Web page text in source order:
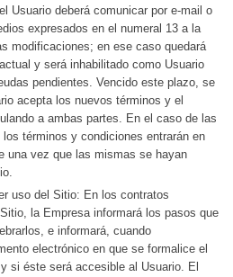
Usuario deberá comunicar por e-mail o
expresados en el numeral 13 a la
modificaciones; en ese caso quedará
y será inhabilitado como Usuario
pendientes. Vencido este plazo, se
acepta los nuevos términos y el
a ambas partes. En el caso de las
términos y condiciones entrarán en
una vez que las mismas se hayan
uso del Sitio: En los contratos
la Empresa informará los pasos que
e informará, cuando
electrónico en que se formalice el
si éste será accesible al Usuario. El